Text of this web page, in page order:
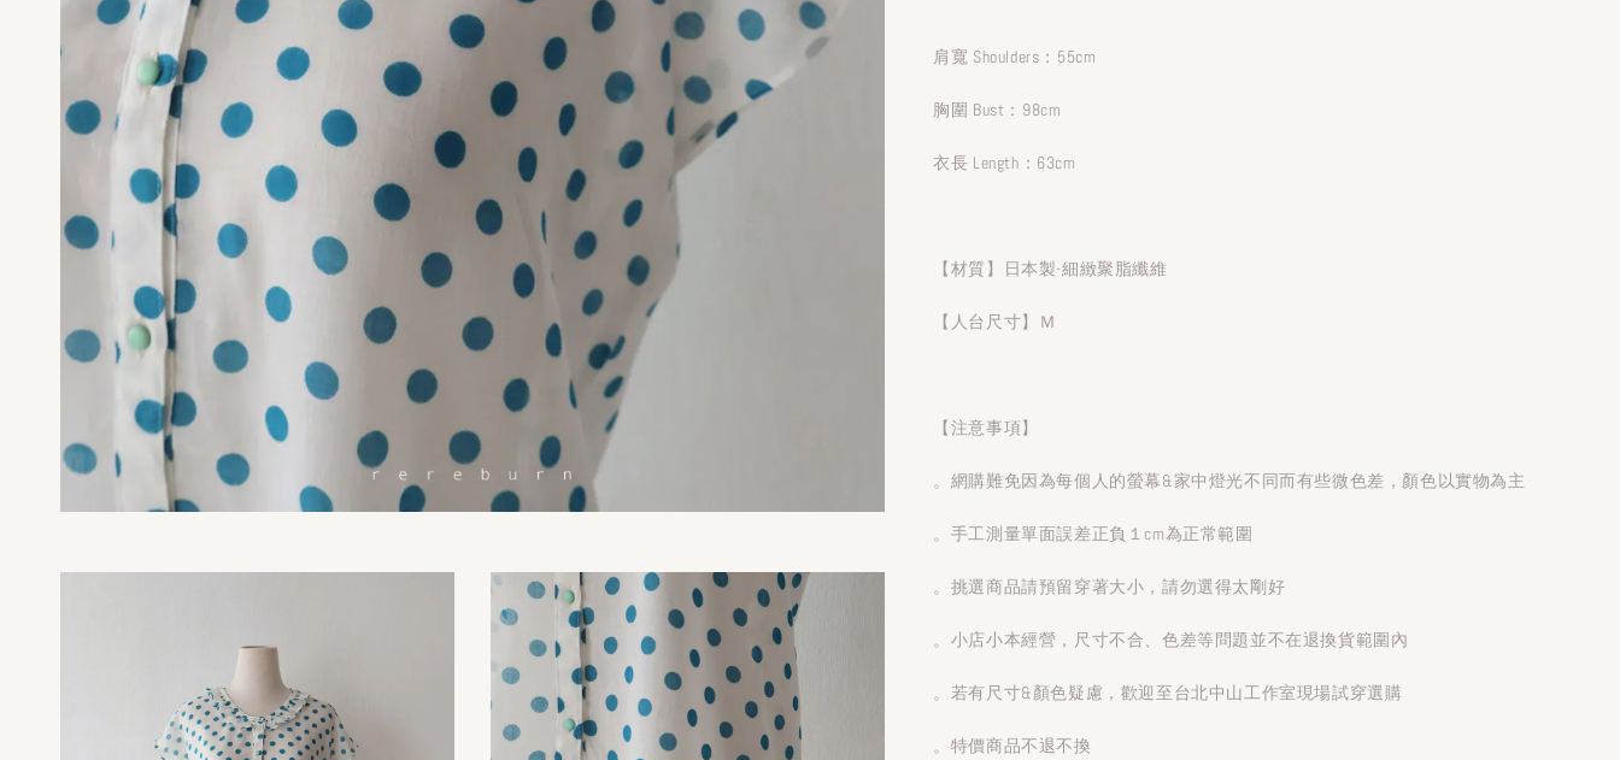
肩寬 Shoulders：55cm
胸圍 Bust：98cm
衣長 Length：63cm
【材質】日本製-細緻聚脂纖維
【人台尺寸】Ｍ
【注意事項】
。網購難免因為每個人的螢幕&家中燈光不同而有些微色差，顏色以實物為主
。手工測量單面誤差正負１cm為正常範圍
。挑選商品請預留穿著大小，請勿選得太剛好
。小店小本經營，尺寸不合、色差等問題並不在退換貨範圍內
。若有尺寸&顏色疑慮，歡迎至台北中山工作室現場試穿選購
。特價商品不退不換